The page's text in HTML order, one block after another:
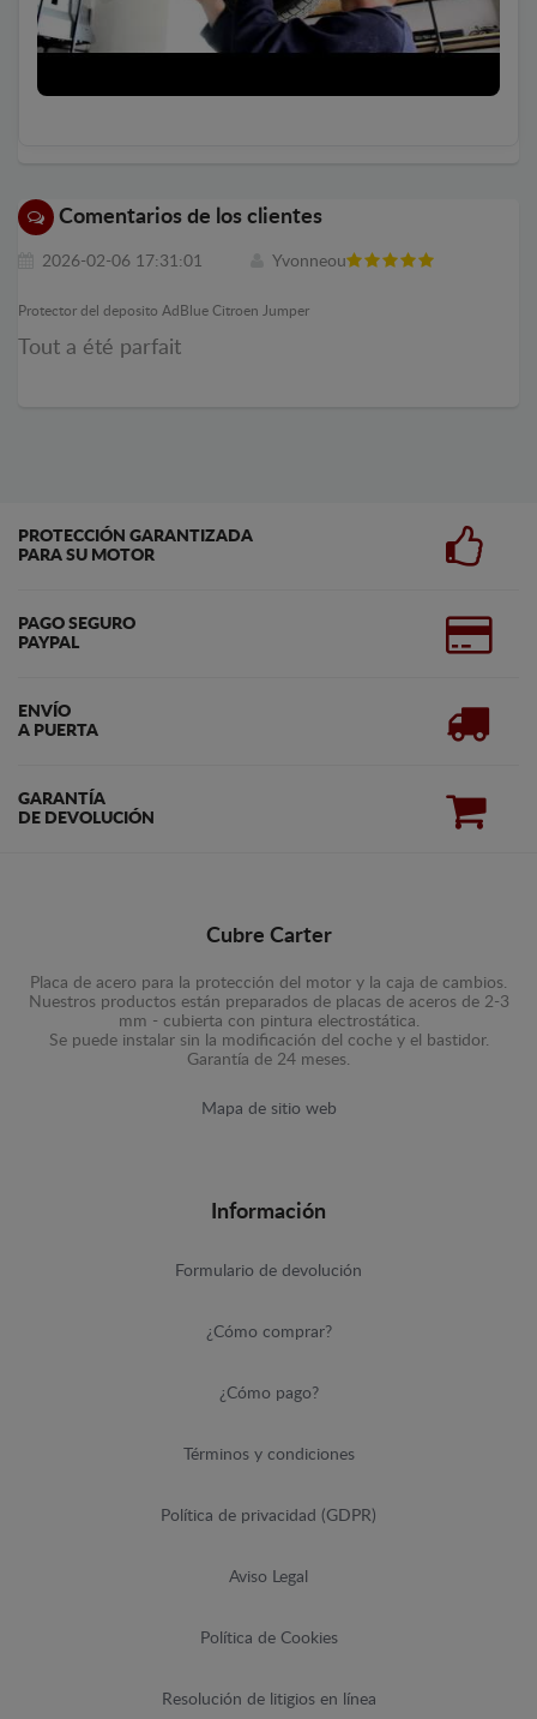
Comentarios de los clientes
2026-02-06 17:31:01 Yvonneou
Protector del deposito AdBlue Citroen Jumper
Tout a été parfait
PROTECCIÓN GARANTIZADA
PARA SU MOTOR
PAGO SEGURO
PAYPAL
ENVÍO
A PUERTA
GARANTÍA
DE DEVOLUCIÓN
Cubre Carter
Placa de acero para la protección del motor y la caja de cambios.
Nuestros productos están preparados de placas de aceros de 2-3
mm - cubierta con pintura electrostática.
Se puede instalar sin la modificación del coche y el bastidor.
Garantía de 24 meses.
Mapa de sitio web
Información
Formulario de devolución
¿Cómo comprar?
¿Cómo pago?
Términos y condiciones
Política de privacidad (GDPR)
Aviso Legal
Política de Cookies
Resolución de litigios en línea